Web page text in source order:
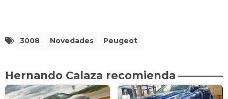
3008 Novedades Peugeot
Hernando Calaza recomienda